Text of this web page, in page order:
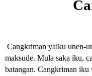
Cangkriman yaiku unen-
maksude. Mula saka iku,
batangan. Cangkriman